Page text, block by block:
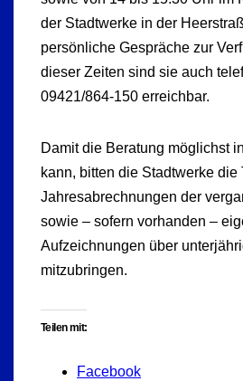
der Stadtwerke in der
persönliche Gespräche zur
dieser Zeiten sind sie auch
09421/864-150 erreichbar.
Damit die Beratung möglichst
kann, bitten die Stadtwerke die
Jahresabrechnungen der
sowie – sofern vorhanden –
Aufzeichnungen über
mitzubringen.
Teilen mit:
Facebook